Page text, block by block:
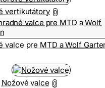
vertikutátory 0
valce pre MTD a Wolf
Nožové valce 0